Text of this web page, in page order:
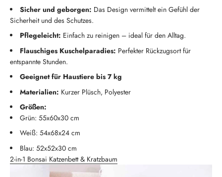
Sicher und geborgen: Das Design vermittelt ein Gefühl der
Sicherheit und des Schutzes.
Pflegeleicht: Einfach zu reinigen – ideal für den Alltag.
Flauschiges Kuschelparadies: Perfekter Rückzugsort für
entspannte Stunden.
Geeignet für Haustiere bis 7 kg
Materialien: Kurzer Plüsch, Polyester
Größen:
Grün: 55x60x30 cm
Weiß: 54x68x24 cm
Blau: 52x52x30 cm
2-in-1 Bonsai Katzenbett & Kratzbaum